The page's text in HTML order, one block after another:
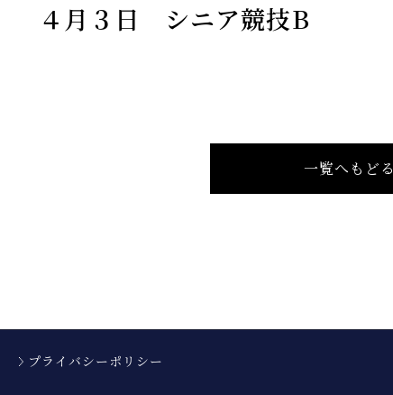
４月３日 シニア競技B
一覧へもどる
プライバシーポリシー